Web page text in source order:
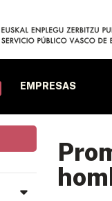
EMPRESAS